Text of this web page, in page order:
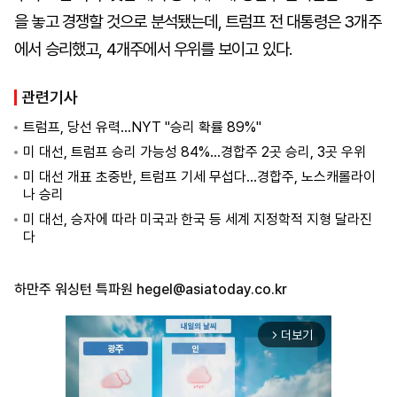
을 놓고 경쟁할 것으로 분석됐는데, 트럼프 전 대통령은 3개주
에서 승리했고, 4개주에서 우위를 보이고 있다.
관련기사
트럼프, 당선 유력...NYT "승리 확률 89%"
미 대선, 트럼프 승리 가능성 84%...경합주 2곳 승리, 3곳 우위
미 대선 개표 초중반, 트럼프 기세 무섭다...경합주, 노스캐롤라이
나 승리
미 대선, 승자에 따라 미국과 한국 등 세계 지정학적 지형 달라진
다
하만주 워싱턴 특파원 hegel@asiatoday.co.kr
arrow_forward_ios 더보기